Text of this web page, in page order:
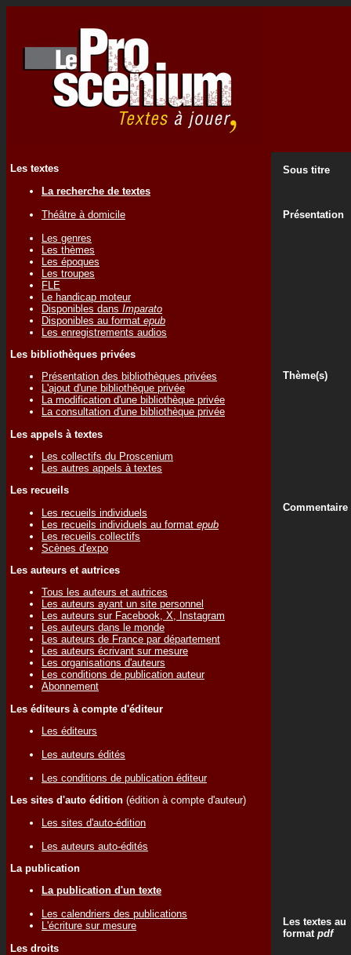
Les textes
La recherche de textes
Théâtre à domicile
Les genres
Les thèmes
Les époques
Les troupes
FLE
Le handicap moteur
Disponibles dans Imparato
Disponibles au format epub
Les enregistrements audios
Les bibliothèques privées
Présentation des bibliothèques privées
L'ajout d'une bibliothèque privée
La modification d'une bibliothèque privée
La consultation d'une bibliothèque privée
Les appels à textes
Les collectifs du Proscenium
Les autres appels à textes
Les recueils
Les recueils individuels
Les recueils individuels au format epub
Les recueils collectifs
Scènes d'expo
Les auteurs et autrices
Tous les auteurs et autrices
Les auteurs ayant un site personnel
Les auteurs sur Facebook, X, Instagram
Les auteurs dans le monde
Les auteurs de France par département
Les auteurs écrivant sur mesure
Les organisations d'auteurs
Les conditions de publication auteur
Abonnement
Les éditeurs à compte d'éditeur
Les éditeurs
Les auteurs édités
Les conditions de publication éditeur
Les sites d'auto édition (édition à compte d'auteur)
Les sites d'auto-édition
Les auteurs auto-édités
La publication
La publication d'un texte
Les calendriers des publications
L'écriture sur mesure
Les droits
Sous titre
Présentation
Thème(s)
Commentaire
Les textes au
format pdf